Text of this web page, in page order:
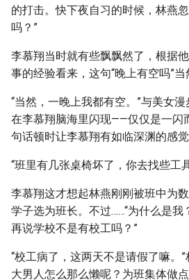
的打击。快下夜自习的时候，林燕
吗？”
李慕翔当时就有些飘飘然了，根据
事的经验看来，这句“晚上有空吗”当
“当然，一晚上我都有空。”与美女
在李慕翔脑海里闪现——仅仅是一闪
句话顿时让李慕翔有如临深渊的感觉
“班里有几张桌椅坏了，你去找些工
李慕翔这才想起林燕刚刚被班中为
学子选为班长。不过……“为什么是我
再说学校不是有校工吗？”
“校工病了，这两天不是请假了嘛。
大男人怎么那么懒呢？为班集体做